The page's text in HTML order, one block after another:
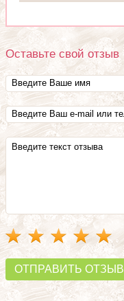
Оставьте свой отзыв
ОТПРАВИТЬ ОТЗЫВ